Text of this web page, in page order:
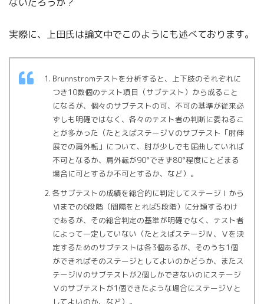
実際に、上田氏は論文中でこのようにも述べております。
Brunnstromテストを分析すると、上下肢のそれぞれに
つき10数個のテスト項目（サブテスト）から成ること
になるが、個々のサブテストの可、不可の基準が従来必
ずしも明確ではなく、各々のテスト者の判断に委ねるこ
とが多かった（たとえばステージⅤのサブテスト「肘伸
展での肩外転」について、肘が少しでも屈曲していれば
不可となるか、肩外転が90°できず80°程度にとどまる
場合に可とするか不可とするか、など）。
各サブテストの成績を総合的に判定してステージⅠから
Ⅵまでの6段階（間隔をとれば5段階）に分類するわけ
であるが、その総合判定の基準が明確でなく、テスト者
によって一定していない（たとえばステージⅣ、Ⅴを決
定するためのサブテストは各3個あるが、そのうち1個
ができればそのステージとしてよいのかどうか、またス
テージⅣのサブテストが2個しかできないのにステージ
Ⅴのサブテストが1個できたような場合にステージⅤと
してよいのか、など）。